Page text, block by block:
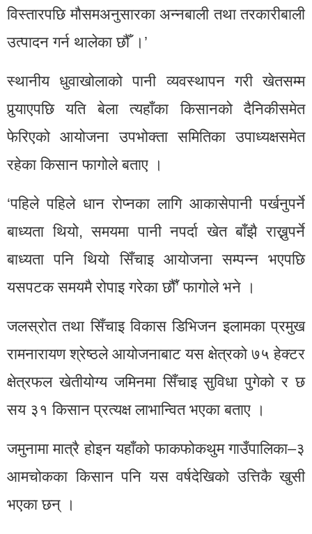
विस्तारपछि मौसमअनुसारका अन्नबाली तथा तरकारीबाली
उत्पादन गर्न थालेका छौँ ।’
स्थानीय धुवाखोलाको पानी व्यवस्थापन गरी खेतसम्म
पुर्‍याएपछि यति बेला त्यहाँका किसानको दैनिकीसमेत
फेरिएको आयोजना उपभोक्ता समितिका उपाध्यक्षसमेत
रहेका किसान फागोले बताए ।
‘पहिले पहिले धान रोप्नका लागि आकासेपानी पर्खनुपर्ने
बाध्यता थियो, समयमा पानी नपर्दा खेत बाँझै राख्नुपर्ने
बाध्यता पनि थियो सिँचाइ आयोजना सम्पन्न भएपछि
यसपटक समयमै रोपाइ गरेका छौँ’ फागोले भने ।
जलस्रोत तथा सिँचाइ विकास डिभिजन इलामका प्रमुख
रामनारायण श्रेष्ठले आयोजनाबाट यस क्षेत्रको ७५ हेक्टर
क्षेत्रफल खेतीयोग्य जमिनमा सिँचाइ सुविधा पुगेको र छ
सय ३१ किसान प्रत्यक्ष लाभान्वित भएका बताए ।
जमुनामा मात्रै होइन यहाँको फाकफोकथुम गाउँपालिका–३
आमचोकका किसान पनि यस वर्षदेखिको उत्तिकै खुसी
भएका छन् ।